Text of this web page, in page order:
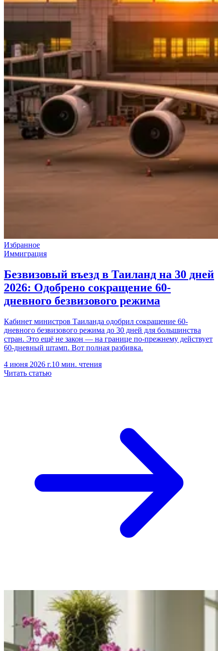
Избранное
Иммиграция
Безвизовый въезд в Таиланд на 30 дней
2026: Одобрено сокращение 60-
дневного безвизового режима
Кабинет министров Таиланда одобрил сокращение 60-
дневного безвизового режима до 30 дней для большинства
стран. Это ещё не закон — на границе по-прежнему действует
60-дневный штамп. Вот полная разбивка.
4 июня 2026 г.10 мин. чтения
Читать статью